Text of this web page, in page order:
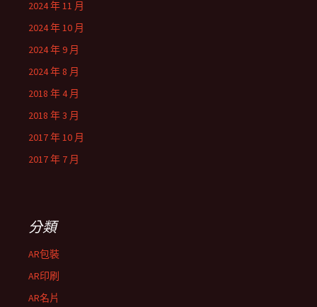
2024 年 11 月
2024 年 10 月
2024 年 9 月
2024 年 8 月
2018 年 4 月
2018 年 3 月
2017 年 10 月
2017 年 7 月
分類
AR包裝
AR印刷
AR名片